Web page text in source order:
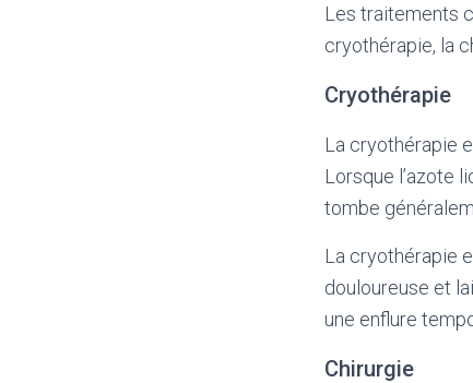
Les traitements
cryothérapie, la
Cryothérapie
La cryothérapie
Lorsque l’azote
tombe
La cryothérapie
douloureuse et
une enflure
Chirurgie